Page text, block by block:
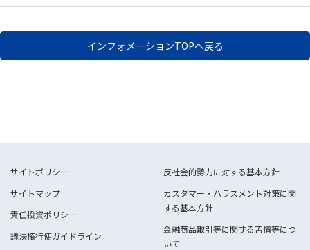
インフォメーションTOPへ戻る
サイトポリシー
サイトマップ
責任投資ポリシー
議決権行使ガイドライン
反社会的勢力に対する基本方針
カスタマー・ハラスメント対策に関
する基本方針
金融商品取引等に関する苦情等につ
いて